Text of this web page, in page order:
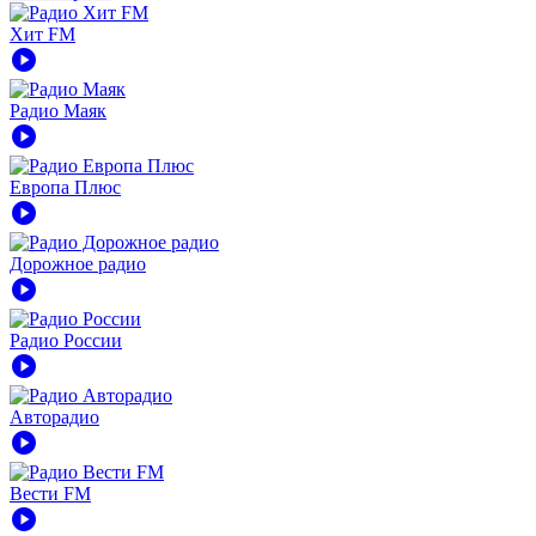
Хит FM
play_circle
Радио Маяк
play_circle
Европа Плюс
play_circle
Дорожное радио
play_circle
Радио России
play_circle
Авторадио
play_circle
Вести FM
play_circle